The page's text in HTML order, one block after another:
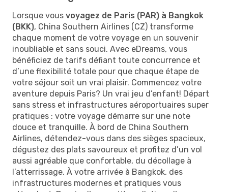
Lorsque vous voyagez de Paris (PAR) à Bangkok
(BKK), China Southern Airlines (CZ) transforme
chaque moment de votre voyage en un souvenir
inoubliable et sans souci. Avec eDreams, vous
bénéficiez de tarifs défiant toute concurrence et
d’une flexibilité totale pour que chaque étape de
votre séjour soit un vrai plaisir. Commencez votre
aventure depuis Paris? Un vrai jeu d’enfant! Départ
sans stress et infrastructures aéroportuaires super
pratiques : votre voyage démarre sur une note
douce et tranquille. À bord de China Southern
Airlines, détendez-vous dans des sièges spacieux,
dégustez des plats savoureux et profitez d’un vol
aussi agréable que confortable, du décollage à
l’atterrissage. À votre arrivée à Bangkok, des
infrastructures modernes et pratiques vous